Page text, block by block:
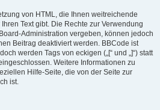
von HTML, die Ihnen weitreichende
Text gibt. Die Rechte zur Verwendung
Administration vergeben, können jedoch
Beitrag deaktiviert werden. BBCode ist
werden Tags von eckigen („[“ und „]“) statt
Weitere Informationen zu
Hilfe-Seite, die von der Seite zur
ist.